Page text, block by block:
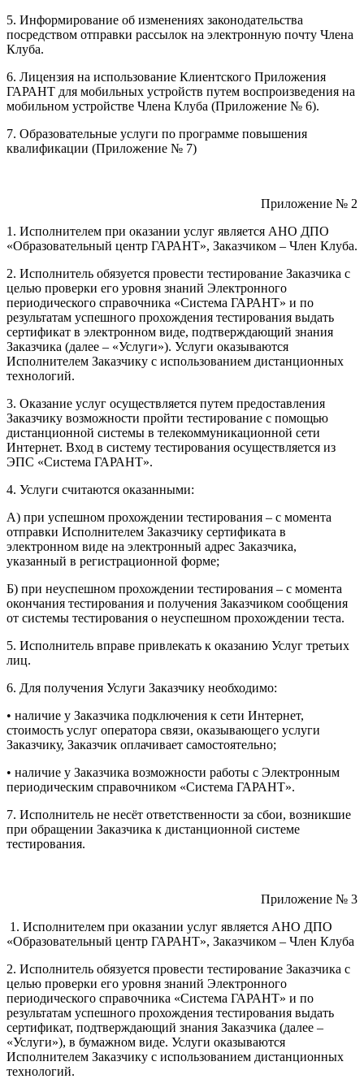
5. Информирование об изменениях законодательства
посредством отправки рассылок на электронную почту Члена
Клуба.
6. Лицензия на использование Клиентского Приложения
ГАРАНТ для мобильных устройств путем воспроизведения на
мобильном устройстве Члена Клуба (Приложение № 6).
7. Образовательные услуги по программе повышения
квалификации (Приложение № 7)
Приложение № 2
1. Исполнителем при оказании услуг является АНО ДПО
«Образовательный центр ГАРАНТ», Заказчиком – Член Клуба.
2. Исполнитель обязуется провести тестирование Заказчика с
целью проверки его уровня знаний Электронного
периодического справочника «Система ГАРАНТ» и по
результатам успешного прохождения тестирования выдать
сертификат в электронном виде, подтверждающий знания
Заказчика (далее – «Услуги»). Услуги оказываются
Исполнителем Заказчику с использованием дистанционных
технологий.
3. Оказание услуг осуществляется путем предоставления
Заказчику возможности пройти тестирование с помощью
дистанционной системы в телекоммуникационной сети
Интернет. Вход в систему тестирования осуществляется из
ЭПС «Система ГАРАНТ».
4. Услуги считаются оказанными:
А) при успешном прохождении тестирования – с момента
отправки Исполнителем Заказчику сертификата в
электронном виде на электронный адрес Заказчика,
указанный в регистрационной форме;
Б) при неуспешном прохождении тестирования – с момента
окончания тестирования и получения Заказчиком сообщения
от системы тестирования о неуспешном прохождении теста.
5. Исполнитель вправе привлекать к оказанию Услуг третьих
лиц.
6. Для получения Услуги Заказчику необходимо:
• наличие у Заказчика подключения к сети Интернет,
стоимость услуг оператора связи, оказывающего услуги
Заказчику, Заказчик оплачивает самостоятельно;
• наличие у Заказчика возможности работы с Электронным
периодическим справочником «Система ГАРАНТ».
7. Исполнитель не несёт ответственности за сбои, возникшие
при обращении Заказчика к дистанционной системе
тестирования.
Приложение № 3
1. Исполнителем при оказании услуг является АНО ДПО
«Образовательный центр ГАРАНТ», Заказчиком – Член Клуба
2. Исполнитель обязуется провести тестирование Заказчика с
целью проверки его уровня знаний Электронного
периодического справочника «Система ГАРАНТ» и по
результатам успешного прохождения тестирования выдать
сертификат, подтверждающий знания Заказчика (далее –
«Услуги»), в бумажном виде. Услуги оказываются
Исполнителем Заказчику с использованием дистанционных
технологий.